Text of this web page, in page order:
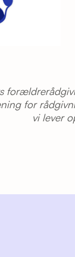
for
vi lever